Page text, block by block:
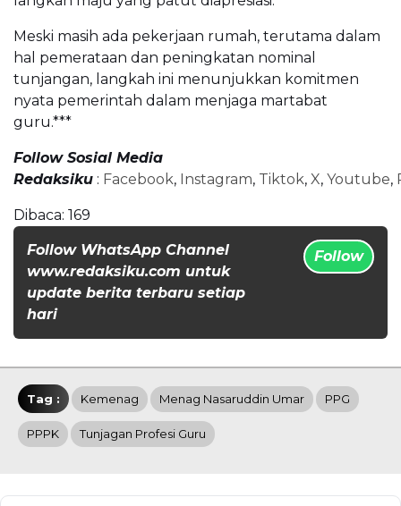
Meski masih ada pekerjaan rumah, terutama dalam
hal pemerataan dan peningkatan nominal
tunjangan, langkah ini menunjukkan komitmen
nyata pemerintah dalam menjaga martabat
guru.***
Follow Sosial Media
Redaksiku : Facebook, Instagram, Tiktok, X, Youtube,
Dibaca: 169
Follow WhatsApp Channel
www.redaksiku.com untuk
update berita terbaru setiap
hari
Follow
Tag : Kemenag Menag Nasaruddin Umar PPG
PPPK Tunjagan Profesi Guru